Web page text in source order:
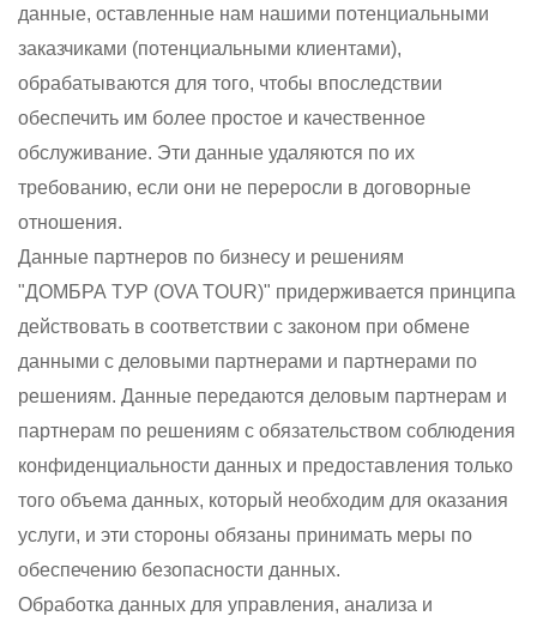
данные, оставленные нам нашими потенциальными
заказчиками (потенциальными клиентами),
обрабатываются для того, чтобы впоследствии
обеспечить им более простое и качественное
обслуживание. Эти данные удаляются по их
требованию, если они не переросли в договорные
отношения.
Данные партнеров по бизнесу и решениям
"ДОМБРА ТУР (OVA TOUR)" придерживается принципа
действовать в соответствии с законом при обмене
данными с деловыми партнерами и партнерами по
решениям. Данные передаются деловым партнерам и
партнерам по решениям с обязательством соблюдения
конфиденциальности данных и предоставления только
того объема данных, который необходим для оказания
услуги, и эти стороны обязаны принимать меры по
обеспечению безопасности данных.
Обработка данных для управления, анализа и